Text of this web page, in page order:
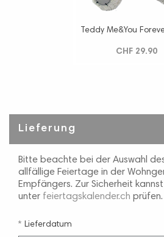
Teddy Me&You
CHF 29.90
Lieferung
Bitte beachte bei der Auswahl
allfällige Feiertage in der
Empfängers. Zur Sicherheit
unter feiertagskalender.ch prüfen.
Lieferdatum